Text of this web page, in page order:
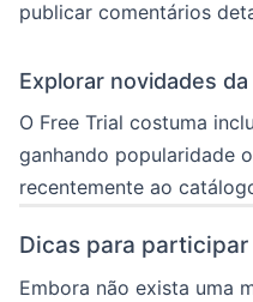
publicar comentários
Explorar novidades
O Free Trial costuma
ganhando popularidade
recentemente ao
Dicas para participar
Embora não exista uma